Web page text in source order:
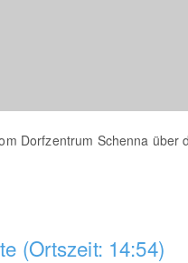
Dorfzentrum Schenna über
(Ortszeit: 14:54)